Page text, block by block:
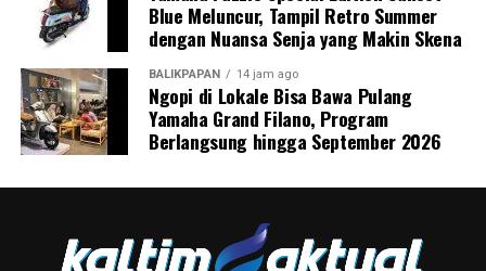
Blue Meluncur, Tampil Retro Summer
dengan Nuansa Senja yang Makin Skena
BALIKPAPAN 14 jam ago
Ngopi di Lokale Bisa Bawa Pulang
Yamaha Grand Filano, Program
Berlangsung hingga September 2026